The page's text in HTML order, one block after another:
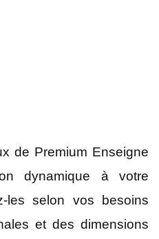
de Premium Enseigne
dynamique à votre
les selon vos besoins
et des dimensions